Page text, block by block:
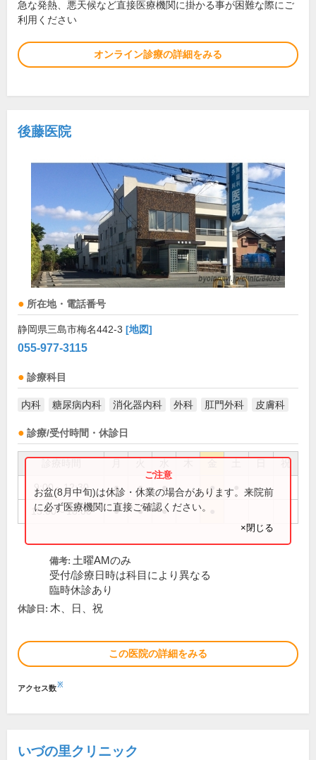
急な発熱、悪天候など直接医療機関に掛かる事が困難な際にご
利用ください
オンライン診療の詳細をみる
後藤医院
所在地・電話番号
静岡県三島市梅名442-3 [地図]
055-977-3115
診療科目
内科 糖尿病内科 消化器内科 外科 肛門外科 皮膚科
診療/受付時間・休診日
祝
9:00～12:30 ● ● ● ●
15:00～18:00 ● ● ●
お盆(8月中旬)は休診・休業の場合があります。来院前
に必ず医療機関に直接ご確認ください。
×閉じる
備考: 土曜AMのみ
受付/診療日時は科目により異なる
臨時休診あり
休診日: 木、日、祝
この医院の詳細をみる
アクセス数※
いづの里クリニック